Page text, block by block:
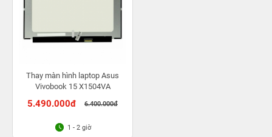
Thay màn hình laptop Asus
Vivobook 15 X1504VA
5.490.000đ 6.400.000đ
1 - 2 giờ